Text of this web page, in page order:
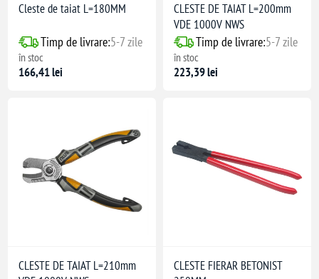
Cleste de taiat L=180MM
Timp de livrare:5-7 zile
în stoc
166,41 lei
CLESTE DE TAIAT L=200mm
VDE 1000V NWS
Timp de livrare:5-7 zile
în stoc
223,39 lei
CLESTE DE TAIAT L=210mm
CLESTE FIERAR BETONIST